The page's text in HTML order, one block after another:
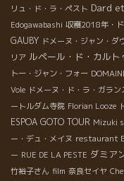
リュ・ド・ラ・ペスト Dard
Edogawabashi 収穫2018年・
GAUBY ドメーヌ・ジャン・ダ
リア ルペール・ド・カルト
トー・ジャン・フォー
Vole ドメーヌ・ド・ラ・ガラン
ートルダム寺院 Florian Looze
ESPOA GOTO TOUR Mizuki
ー・デュ・メイヌ restaurant
ー RUE DE LA PESTE ダミア
竹裕子さん film 奈良セイヤ